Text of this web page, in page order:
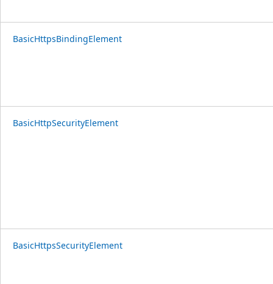
BasicHttpsBindingElement
BasicHttpSecurityElement
BasicHttpsSecurityElement